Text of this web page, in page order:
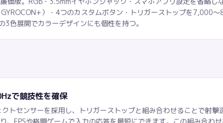
）・4つのカスタムボタン・トリガーストップを7,000
展開でカラーデザインにも個性を持つ。
で競技性を確保
トセンサーを採用し、トリガーストップと組み合わせることで射撃